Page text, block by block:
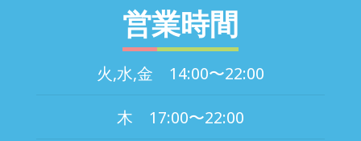
営業時間
火,水,金 14:00〜22:00
木 17:00〜22:00